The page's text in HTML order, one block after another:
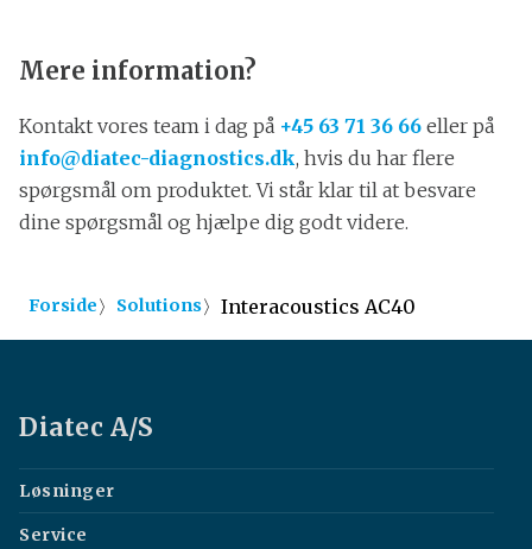
Mere information?
Kontakt vores team i dag på +45 63 71 36 66 eller på
info@diatec-diagnostics.dk, hvis du har flere
spørgsmål om produktet. Vi står klar til at besvare
dine spørgsmål og hjælpe dig godt videre.
Forside〉 Solutions〉 Interacoustics AC40
Diatec A/S
Løsninger
Service